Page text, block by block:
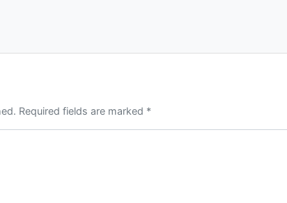
Required fields are marked *